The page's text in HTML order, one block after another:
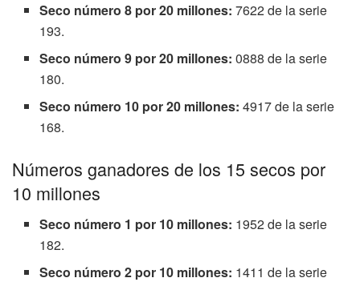
Seco número 8 por 20 millones:7622 de la serie
193.
Seco número 9 por 20 millones:0888 de la serie
180.
Seco número 10 por 20 millones:4917 de la serie
168.
Números ganadores de los 15 secos por
10 millones
Seco número 1 por 10 millones: 1952 de la serie
182.
Seco número 2 por 10 millones: 1411 de la serie